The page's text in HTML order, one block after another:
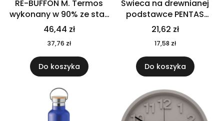
RE-BUFFON M. Termos
wykonany w 90% ze stali
nierdzewnej
pochodzącej z
recyklingu 520 ml 94294
46,44 zł
37,76 zł
Do koszyka
Świeca na drewnianej
podstawce PENTAS
MO6282-40
21,62 zł
17,58 zł
Do koszyka